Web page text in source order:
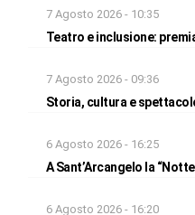
7 Agosto 2026 - 10:35
Teatro e inclusione:
7 Agosto 2026 - 09:36
Storia, cultura e
6 Agosto 2026 - 16:25
A Sant’Arcangelo la
6 Agosto 2026 - 16:20